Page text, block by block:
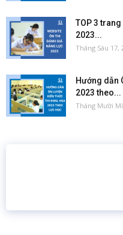
TOP 3
2023...
Tháng Sáu 17,
Hướng dẫn
2023 theo...
Tháng Mười